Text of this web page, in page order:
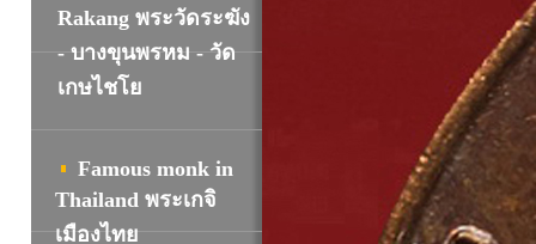
Rakang พระวัดระฆัง
- บางขุนพรหม - วัด
เกษไชโย
Famous monk in
Thailand พระเกจิ
เมืองไทย